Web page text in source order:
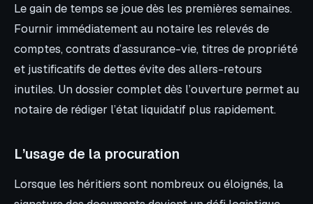
Le gain de temps se joue dès les premières semaines.
Fournir immédiatement au notaire les relevés de
comptes, contrats d’assurance-vie, titres de propriété
et justificatifs de dettes évite des allers-retours
inutiles. Un dossier complet dès l’ouverture permet au
notaire de rédiger l’état liquidatif plus rapidement.
L’usage de la procuration
Lorsque les héritiers sont nombreux ou éloignés, la